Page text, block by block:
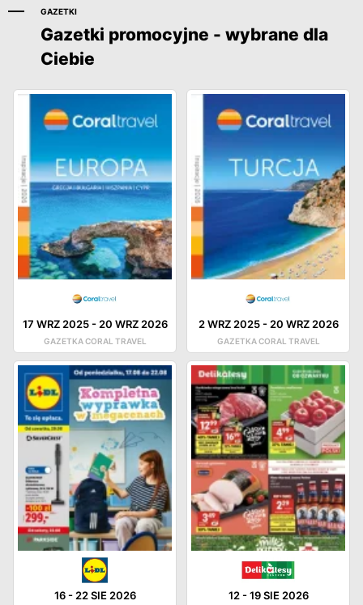
GAZETKI
Gazetki promocyjne - wybrane dla
Ciebie
17 WRZ 2025- 20 WRZ 2026
GAZETKA CORAL TRAVEL
2 WRZ 2025- 20 WRZ 2026
GAZETKA CORAL TRAVEL
16- 22 SIE 2026 12-19 SIE 2026